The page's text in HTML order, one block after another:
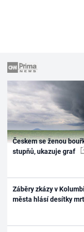
Českem se ženou
stupňů, ukazuje graf
Záběry zkázy v
města hlásí desítky